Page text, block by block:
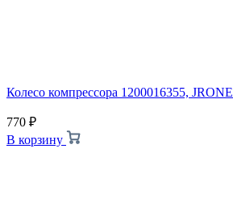
Колесо компрессора 1200016355, JRONE
770 ₽
В корзину